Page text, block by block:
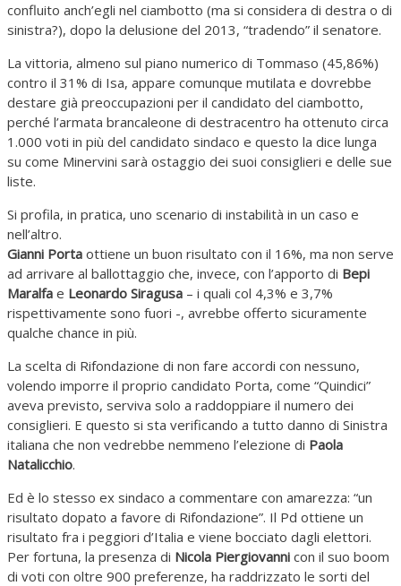
confluito anch’egli nel ciambotto (ma si considera di destra o di
sinistra?), dopo la delusione del 2013, “tradendo” il senatore.
La vittoria, almeno sul piano numerico di Tommaso (45,86%)
contro il 31% di Isa, appare comunque mutilata e dovrebbe
destare già preoccupazioni per il candidato del ciambotto,
perché l’armata brancaleone di destracentro ha ottenuto circa
1.000 voti in più del candidato sindaco e questo la dice lunga
su come Minervini sarà ostaggio dei suoi consiglieri e delle sue
liste.
Si profila, in pratica, uno scenario di instabilità in un caso e
nell’altro.
Gianni Porta ottiene un buon risultato con il 16%, ma non serve
ad arrivare al ballottaggio che, invece, con l’apporto di Bepi
Maralfa e Leonardo Siragusa – i quali col 4,3% e 3,7%
rispettivamente sono fuori -, avrebbe offerto sicuramente
qualche chance in più.
La scelta di Rifondazione di non fare accordi con nessuno,
volendo imporre il proprio candidato Porta, come “Quindici”
aveva previsto, serviva solo a raddoppiare il numero dei
consiglieri. E questo si sta verificando a tutto danno di Sinistra
italiana che non vedrebbe nemmeno l’elezione di Paola
Natalicchio.
Ed è lo stesso ex sindaco a commentare con amarezza: “un
risultato dopato a favore di Rifondazione”. Il Pd ottiene un
risultato fra i peggiori d’Italia e viene bocciato dagli elettori.
Per fortuna, la presenza di Nicola Piergiovanni con il suo boom
di voti con oltre 900 preferenze, ha raddrizzato le sorti del